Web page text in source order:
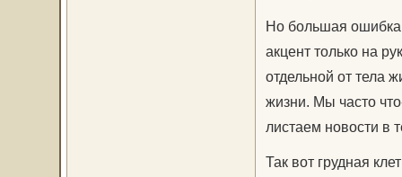
Но большая ошибка
акцент только на
отдельной от тела
жизни. Мы часто
листаем новости в
Так вот грудная